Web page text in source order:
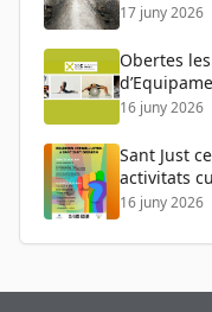
17 juny 2026
Obertes
16 juny 2026
Sant Just
activitats
16 juny 2026